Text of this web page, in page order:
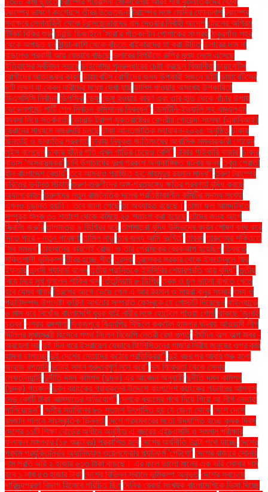
ট্রাম্পের ভাষণে কংগ্রেসে তীব্র উত্তেজনা ট্রাম্পের সঙ্গে মোদির ফোনালাপ ট্রাম্পের
স্বাক্ষরে সেনাবাহিনী থেকে ট্রান্সজেন্ডারদের বাদ দেওয়ার নির্বাহী আদেশ ট্রেনের অগ্রিম
টিকিট বিক্রি শুরু ট্রেন্ডি ডিজাইনে 'সারা'র শীতকালীন পোশাকের সংগ্রহ ঠাকুরগাঁও শহর
থেকে অপহৃত হন ঠান্ডা-কাশি থেকে বাঁচতে বাইকারদের যা করা উচিত ডলারের দাম না
বাড়লেও প্রবাসী আয় যেভাবে বাড়ছে ডলারের বিপরীতে রুপির মূল্য নেমে এসেছে
ইতিহাসের সর্বনিম্ন স্তরে ডাইনোসর পুনরুদ্ধারের চেষ্টা করছেন বিজ্ঞানীরা ডায়াবেটিস
রোগীদের আতঙ্কের কারণ ডায়াবেটিস রোগীদের জন্য উপকারী সজনে ডাঁটা ডায়াবেটিসের
৪টি লক্ষণ যা কেবল নারীদের মধ্যে দেখা যায় ডালিম খাওয়ার অসংখ্য উপকারিতা
ডিএসসিসি নির্বাচন ডিপসিক ডেঙ্গু ডেঙ্গু হওয়ার কারণ এবং তার হাত থেকে বাঁচার উপায়
ডেভেলপমেন্ট পার্টি পেল নির্বাচন কমিশনের নিবন্ধন" ডেসটিনি-ইভ্যালি সহ এমএলএম
ব্যবসা নিয়ে সতর্কবার্তা ডোনাল্ড ট্রাম্প যুক্তরাষ্ট্রের কেন্দ্রীয় গোয়েন্দা সংস্থা (এফবিআই)
ড্রোনের মাধ্যমে নজরদারি চলছে ঢাকা আন্তর্জাতিক ম্যারাথন-২০২৫ অনুষ্ঠিত ঢাকায়
ছিনতাই ও ডাকাতির প্রবণতা ঢাকায় নিযুক্ত জাতিসংঘের আবাসিক সমন্বয়কারী গোয়েন
লুইস বলেছেন ঢাকায় হাঁটার গতি এখন গাড়ির চেয়েও বেশি'' ঢাকার পাইকারি বাজার' ঢাকার
বাতাস ‘অস্বাস্থ্যকর’ ঢাবি উপাচার্যের দুঃখ প্রকাশ অনাকাঙ্ক্ষিত ঘটনার জন্য তবুও শ্রোতা
হীন বাংলাদেশ বেতার” তবে আমরাও পরাজিত হব: মাহমুদুর রহমান মান্না" তরুণ ট্রাম্পের
চরিত্রে দুর্দান্ত স্ট্যান তরুণ-তরুণীদের অঙ্গ-প্রত্যঙ্গের ক্ষতির প্রবণতা বৃদ্ধি করছে
অ্যালকোহল তরুণদের নতুন রাজনৈতিক দলের প্রতিষ্ঠাকালীন কমিটির সদস্য সংখ্যা
এখনও চূড়ান্ত হয়নি। তবে জানা গেছে তা অব্যাহত রয়েছে। তাজা ফল আমদানিতে
সম্পূরক শুল্ক ৩০ শতাংশ থেকে কমিয়ে ২৫ শতাংশ করা হয়েছে তাঁদের জন্য আগে
স্ক্রিনিং জরুরি তাপমাত্রা ৯ ডিগ্রির ঘরে তাপমাত্রা বৃদ্ধি উদ্ভিদের কার্বন শোষণ বন্ধ করে
দিতে পারে - নতুন গবেষণা তামিল নাড়ু তার জন্য আমি দুঃখিত' তারকা তারুণ্যের শক্তিতে
‘সব সম্ভব’ তাহসানের কারণেই রোজা ও তার প্রেমিকের ব্রেকআপ হয়েছিল তিব্বতে
শক্তিশালী ভূমিকম্প তীব্র হচ্ছে শীত তুরস্ক তুরস্কের সরকার থেকে ইস্তানবুলে ফ্রি
ইফতার তুলসী গ্যাবার্ড বলেন তৃতীয় প্রান্তিকে ইউসিবির শেয়ারপ্রতি আয় বৃদ্ধি" তৃতীয়
বিয়ে নিয়ে মুখ খুললেন শাকিব খান তেঁতুলিয়ায় ৮ ডিগ্রি ত্বক ও চুল ভালো রাখতে খেতে
হবে যেসব খাবার ত্রিশের আগে ভেঙে গেল এ আর রহমান ও সায়রা বানুর সংসার ৎস্য ও
প্রাণিসম্পদ উপদেষ্টা ফরিদা আখতার সম্প্রতি ফেসবুকে যে পোস্টটি দিয়েছেন থাইল্যান্ডে
৬ মাস ধরে নিখোঁজ বাংলাদেশি যুবক থাই নারীর সঙ্গে হোটেলে পাওয়া গেল! থাকছে ‘জুলাই
চত্বর’ দশরথ রঙ্গশালা দিনাজপুরে বিএনপির মিছিলে ককটেল হামলার ঘটনায় আওয়ামী লীগ
দিল্লির মুখ্যমন্ত্রী হিসেবে শপথ নিলেন বিজেপি নেত্রী রেখা গুপ্ত দীর্ঘদিন অল্প অল্প জ্বর -
অবহেলা নয় দুই দিন ধরে ইসরায়েল যেভাবে ফিলিস্তিনের গাজার নিরীহ মানুষের ওপর বর্বর
হামলা চালাচ্ছে দুই দেশের নেতাদের কঠোর প্রতিক্রিয়া" দুই বছর পর আবার শুরু হলো
জাহাজ রপ্তানি দুটোই সমান গুরুত্বপূর্ণ মনে করে" দুধ বিক্রেতা থেকে সেনার
লেফটেন্যান্ট! দুর্নীতি দমন কমিশন (দুদক) এর আবেদন অনুযায়ী দুর্নীতি দমন কমিশন
(দুদক) গতকাল দুর্বল ব্যাংকের গ্রাহকদের উদ্দেশে বাংলাদেশ ব্যাংকের গভর্নরের আশ্বাস
দেড় কোটি টাকা আত্মসাতের অভিযোগ" দেশকে ধ্বংসের পথে নিয়ে গিয়ে আ.লীগ নেতারা
পালিয়েছেন" দেশীয় সয়াবিনের ৮০ শতাংশ উৎপাদিত হয় যে জেলা থেকে দেশে দেশে
রমজান পালনে সাংস্কৃতিক ভিন্নতা দেশে প্রথমবারের মতো উদযাপিত হচ্ছে কৃষক দিবস
দেশের ১১টি শিক্ষা বোর্ডের অধীনে অনুষ্ঠিত এ বছরের এইচএসসি ও সমমান পরীক্ষার
ফলাফল মঙ্গলবার (১৫ অক্টোবর) প্রকাশিত হবে দেশের অর্থনীতি উল্টো পথে যাচ্ছে দেশের
প্রথম প্রযুক্তিনির্ভর অ্যানিম্যাল ওয়েলফেয়ার প্ল্যাটফর্ম 'পেটগো' দেশের বাজারে সোনার
দাম প্রতি ভরি ২ হাজার ৬১৩ টাকা বাড়ছে। এর ফলে ভালো মানের এক ভরি সোনার দাম
হবে ১ লাখ ৫৩ হাজার টাকা দেশের বিভিন্ন স্থানে ভূমিকম্প অনুভূত দেশের সবচেয়ে
দারিদ্র্যপ্রবণ বিভাগ হিসেবে পরিচিত ছিল দৈনিক রেকর্ড সংখ্যক বাংলাদেশিকে ভিসা দিচ্ছে